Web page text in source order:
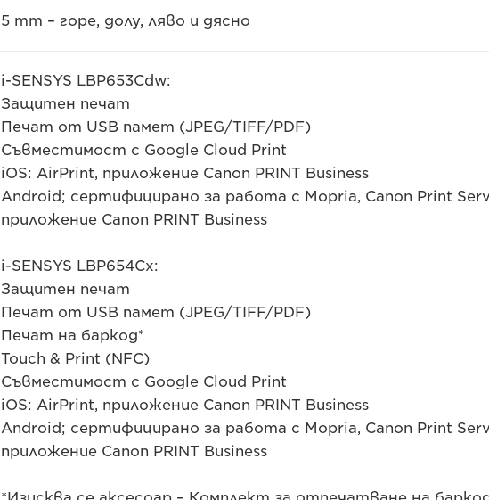
5 mm – горе, долу, ляво и дясно
i-SENSYS LBP653Cdw:
Защитен печат
Печат от USB памет (JPEG/TIFF/PDF)
Съвместимост с Google Cloud Print
iOS: AirPrint, приложение Canon PRINT Business
Android; сертифицирано за работа с Mopria, Canon Print
приложение Canon PRINT Business
i-SENSYS LBP654Cx:
Защитен печат
Печат от USB памет (JPEG/TIFF/PDF)
Печат на баркод*
Touch & Print (NFC)
Съвместимост с Google Cloud Print
iOS: AirPrint, приложение Canon PRINT Business
Android; сертифицирано за работа с Mopria, Canon Print
приложение Canon PRINT Business